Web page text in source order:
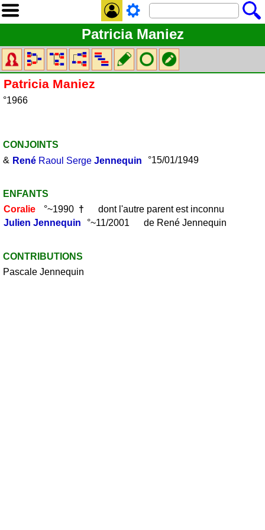
Patricia Maniez
Patricia Maniez
°1966
CONJOINTS
& René Raoul SergeJennequin °15/01/1949
ENFANTS
Coralie
°~1990 † dont l'autre parent est inconnu
Julien Jennequin °~11/2001 de René Jennequin
CONTRIBUTIONS
Pascale Jennequin